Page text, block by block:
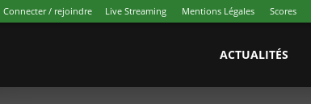
Connecter / rejoindre Live Streaming Mentions Légales Scores
ACTUALITÉS